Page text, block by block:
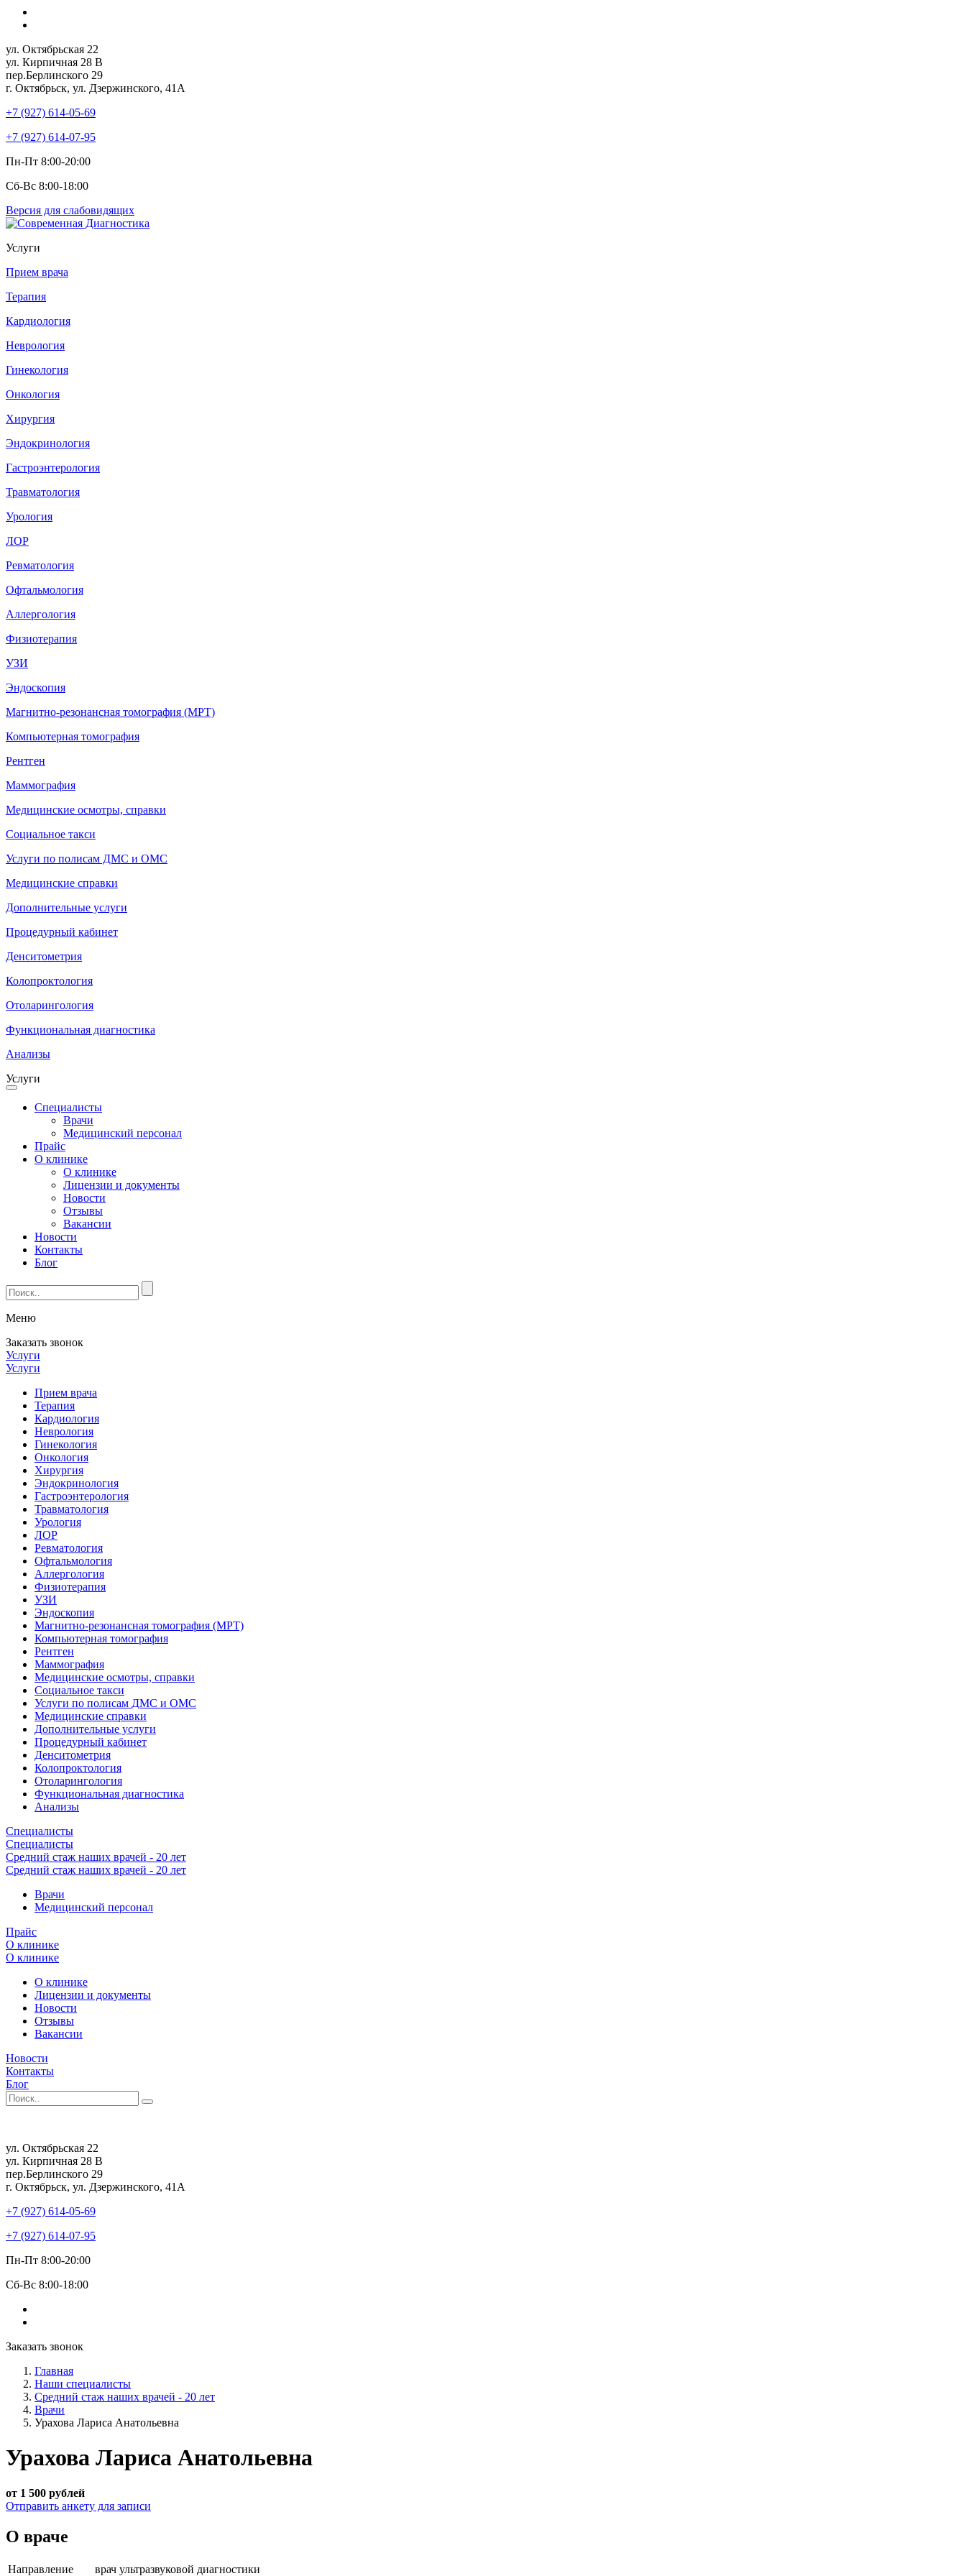
ул. Октябрьская 22
ул. Кирпичная 28 В
пер.Берлинского 29
г. Октябрьск, ул. Дзержинского, 41А
+7 (927) 614-05-69
+7 (927) 614-07-95
Пн-Пт 8:00-20:00
Сб-Вс 8:00-18:00
Версия для слабовидящих
Услуги
Прием врача
Терапия
Кардиология
Неврология
Гинекология
Онкология
Хирургия
Эндокринология
Гастроэнтерология
Травматология
Урология
ЛОР
Ревматология
Офтальмология
Аллергология
Физиотерапия
УЗИ
Эндоскопия
Магнитно-резонансная томография (МРТ)
Компьютерная томография
Рентген
Маммография
Медицинские осмотры, справки
Социальное такси
Услуги по полисам ДМС и ОМС
Медицинские справки
Дополнительные услуги
Процедурный кабинет
Денситометрия
Колопроктология
Отоларингология
Функциональная диагностика
Анализы
Услуги
Специалисты
Врачи
Медицинский персонал
Прайс
О клинике
О клинике
Лицензии и документы
Новости
Отзывы
Вакансии
Новости
Контакты
Блог
Меню
Заказать звонок
Услуги
Услуги
Прием врача
Терапия
Кардиология
Неврология
Гинекология
Онкология
Хирургия
Эндокринология
Гастроэнтерология
Травматология
Урология
ЛОР
Ревматология
Офтальмология
Аллергология
Физиотерапия
УЗИ
Эндоскопия
Магнитно-резонансная томография (МРТ)
Компьютерная томография
Рентген
Маммография
Медицинские осмотры, справки
Социальное такси
Услуги по полисам ДМС и ОМС
Медицинские справки
Дополнительные услуги
Процедурный кабинет
Денситометрия
Колопроктология
Отоларингология
Функциональная диагностика
Анализы
Специалисты
Специалисты
Средний стаж наших врачей - 20 лет
Средний стаж наших врачей - 20 лет
Врачи
Медицинский персонал
Прайс
О клинике
О клинике
О клинике
Лицензии и документы
Новости
Отзывы
Вакансии
Новости
Контакты
Блог
ул. Октябрьская 22
ул. Кирпичная 28 В
пер.Берлинского 29
г. Октябрьск, ул. Дзержинского, 41А
+7 (927) 614-05-69
+7 (927) 614-07-95
Пн-Пт 8:00-20:00
Сб-Вс 8:00-18:00
Заказать звонок
Главная
Наши специалисты
Средний стаж наших врачей - 20 лет
Врачи
Урахова Лариса Анатольевна
Урахова Лариса Анатольевна
от 1 500 рублей
Отправить анкету для записи
О враче
Направление врач ультразвуковой диагностики